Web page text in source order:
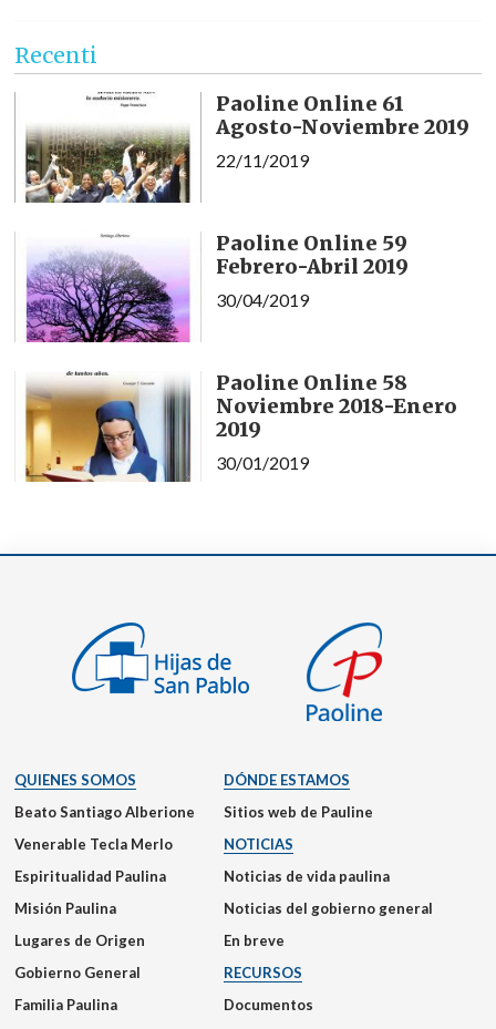
Recenti
Paoline Online 61
Agosto-Noviembre 2019
22/11/2019
Paoline Online 59
Febrero-Abril 2019
30/04/2019
Paoline Online 58
Noviembre 2018-Enero
2019
30/01/2019
QUIENES SOMOS
Beato Santiago Alberione
Venerable Tecla Merlo
Espiritualidad Paulina
Misión Paulina
Lugares de Origen
Gobierno General
Familia Paulina
DÓNDE ESTAMOS
Sitios web de Pauline
NOTICIAS
Noticias de vida paulina
Noticias del gobierno general
En breve
RECURSOS
Documentos